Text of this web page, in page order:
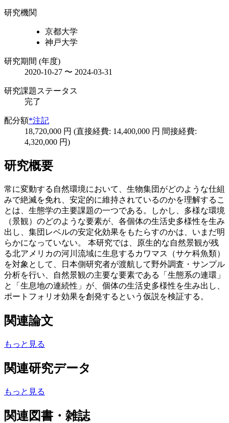
研究機関
京都大学
神戸大学
研究期間 (年度)
2020-10-27 〜 2024-03-31
研究課題ステータス
完了
配分額*注記
18,720,000 円 (直接経費: 14,400,000 円 間接経費:
4,320,000 円)
研究概要
常に変動する自然環境において、生物集団がどのような仕組
みで絶滅を免れ、安定的に維持されているのかを理解するこ
とは、生態学の主要課題の一つである。しかし、多様な環境
（景観）のどのような要素が、各個体の生活史多様性を生み
出し、集団レベルの安定化効果をもたらすのかは、いまだ明
らかになっていない。 本研究では、原生的な自然景観が残
る北アメリカの河川流域に生息するカワマス（サケ科魚類）
を対象として、日本側研究者が渡航して野外調査・サンプル
分析を行い、自然景観の主要な要素である「生態系の連環」
と「生息地の連続性」が、個体の生活史多様性を生み出し、
ポートフォリオ効果を創発するという仮説を検証する。
関連論文
もっと見る
関連研究データ
もっと見る
関連図書・雑誌